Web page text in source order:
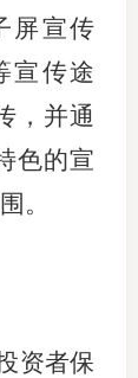
热线问
网上投
调解委
屏宣传
宣传途
，并通
色的宣
。
资者保